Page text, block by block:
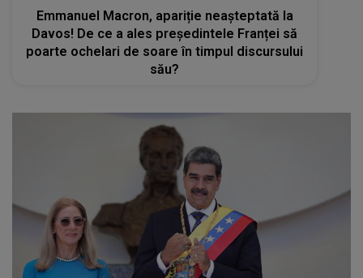
Emmanuel Macron, apariție neașteptată la
Davos! De ce a ales președintele Franței să
poarte ochelari de soare în timpul discursului
său?